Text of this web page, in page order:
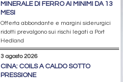
MINERALE DI FERRO AI MINIMI DA 13
MESI
Offerta abbondante e margini siderurgici
ridotti prevalgono sui rischi legati a Port
Hedland
3 agosto 2026
CINA: COILS A CALDO SOTTO
PRESSIONE